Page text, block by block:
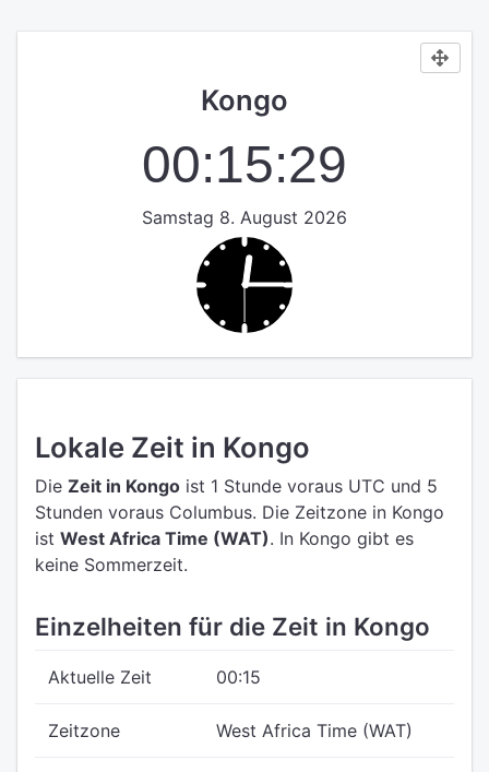
Kongo
00:15:30
Samstag 8. August 2026
Lokale Zeit in Kongo
Die Zeit in Kongo ist 1 Stunde voraus UTC und 5
Stunden voraus Columbus. Die Zeitzone in Kongo
ist West Africa Time (WAT). In Kongo gibt es
keine Sommerzeit.
Einzelheiten für die Zeit in Kongo
Aktuelle Zeit 00:15
Zeitzone West Africa Time (WAT)